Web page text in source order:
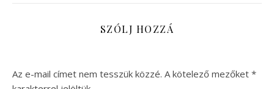
SZÓLJ HOZZÁ
Az e-mail címet nem tesszük közzé. A kötelező mezőket *